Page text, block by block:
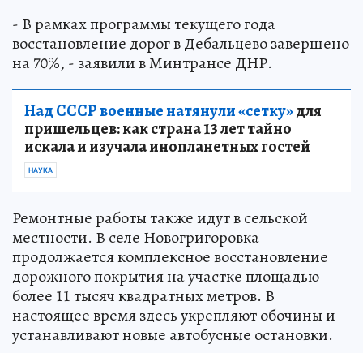
- В рамках программы текущего года
восстановление дорог в Дебальцево завершено
на 70%, - заявили в Минтрансе ДНР.
Над СССР военные натянули «сетку»для
пришельцев: как страна 13 лет тайно
искала и изучала инопланетных гостей
НАУКА
Ремонтные работы также идут в сельской
местности. В селе Новогригоровка
продолжается комплексное восстановление
дорожного покрытия на участке площадью
более 11 тысяч квадратных метров. В
настоящее время здесь укрепляют обочины и
устанавливают новые автобусные остановки.